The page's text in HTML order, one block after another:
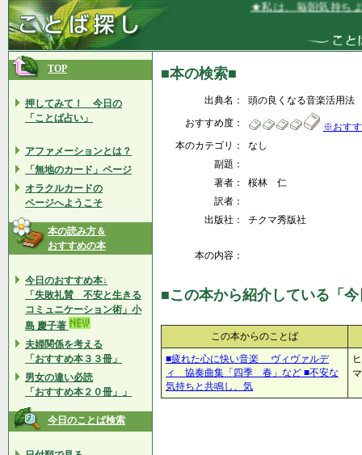
★私は、毎朝気持ちよ
TOP
押してみて！ 今日の
「ことば占い」
アファメーションとは？
「無地のカード」ページ
オラクルカードの
ページへようこそ
本の読み方＆
おすすめの本
今日のおすすめ本↓
「失敗礼賛 不安と生きる
コミュニケーション術」小
島 慶子著
夫婦関係を考える
「おすすめ本３３冊」
男女の違い必読
「おすすめ本２０冊」」
今日のことば検索
■本の検索■
出典名：
頭の良くなる音楽活用法
おすすめ度：
※おす
本のカテゴリ：
なし
副題：
著者：
桜林 仁
訳者：
出版社：
チクマ秀版社
本の内容：
■この本から紹介している「
この本からのことば
■疲れた心に快い音楽 ヴィヴァルデ
ィ 協奏曲集「四季 春」など ■不安な
気持ちと共鳴し、気